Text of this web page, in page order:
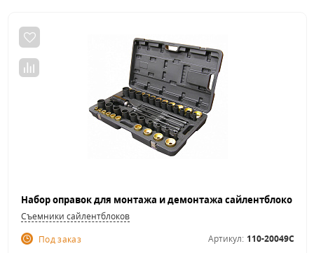
Съемники сайлентблоков
Под заказ
Артикул: 110-20049C